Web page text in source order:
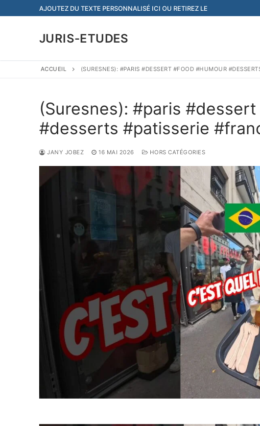
au
AJOUTEZ DU TEXTE PERSONNALISÉ ICI OU RETIREZ LE
JURIS-ETUDES
ACCUEIL (SURESNES): #PARIS #DESSERT #FOOD #HUMOUR
(Suresnes): #paris
#desserts #patisserie
JANY JOBEZ 16 MAI 2026 HORS CATÉGORIES